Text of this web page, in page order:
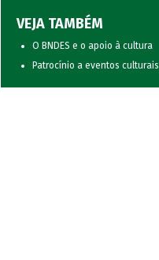
VEJA TAMBÉM
O BNDES e o apoio à cultura
Patrocínio a eventos culturais